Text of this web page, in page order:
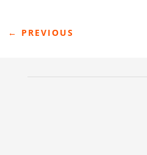
← PREVIOUS